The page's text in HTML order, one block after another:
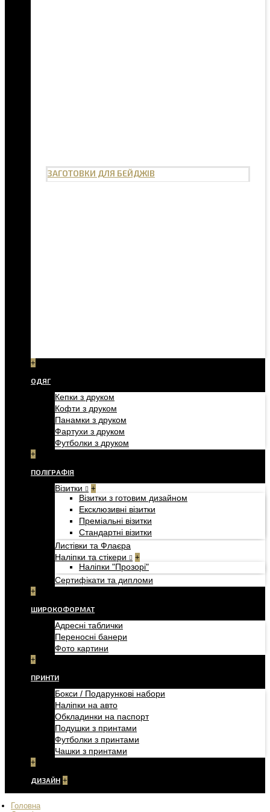
ЗАГОТОВКИ ДЛЯ БЕЙДЖІВ
+
ОДЯГ
Кепки з друком
Кофти з друком
Панамки з друком
Фартухи з друком
Футболки з друком
+
ПОЛІГРАФІЯ
Візитки +
Візитки з готовим дизайном
Ексклюзивні візитки
Преміальні візитки
Стандартні візитки
Листівки та Флаєра
Наліпки та стікери
+
Наліпки "Прозорі"
Сертифікати та дипломи
+
ШИРОКОФОРМАТ
Адресні таблички
Переносні банери
Фото картини
+
ПРИНТИ
Бокси / Подарункові набори
Наліпки на авто
Обкладинки на паспорт
Подушки з принтами
Футболки з принтами
Чашки з принтами
+
ДИЗАЙН +
Головна